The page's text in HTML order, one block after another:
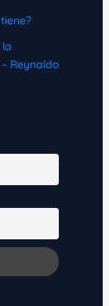
Reynaldo